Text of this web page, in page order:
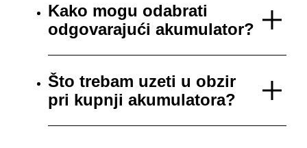
Kako mogu odabrati
odgovarajući akumulator?
Što trebam uzeti u obzir
pri kupnji akumulatora?